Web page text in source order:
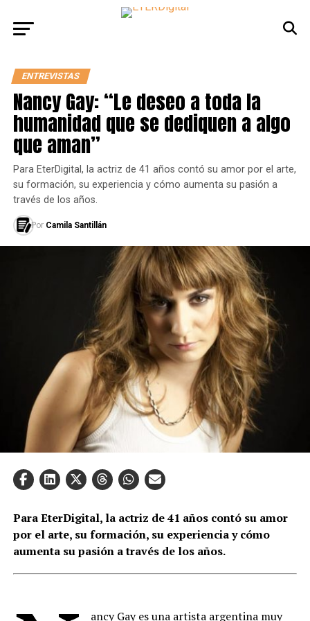
ENTREVISTAS
Nancy Gay: “Le deseo a toda la
humanidad que se dediquen a algo
que aman”
Para EterDigital, la actriz de 41 años contó su amor por el arte,
su formación, su experiencia y cómo aumenta su pasión a
través de los años.
Por Camila Santillán
Para EterDigital, la actriz de 41 años contó su amor
por el arte, su formación, su experiencia y cómo
aumenta su pasión a través de los años.
ancy Gay es una artista argentina muy